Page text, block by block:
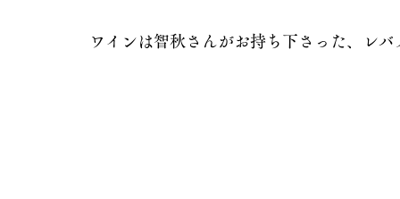
ワインは智秋さんがお持ち下さった、レ